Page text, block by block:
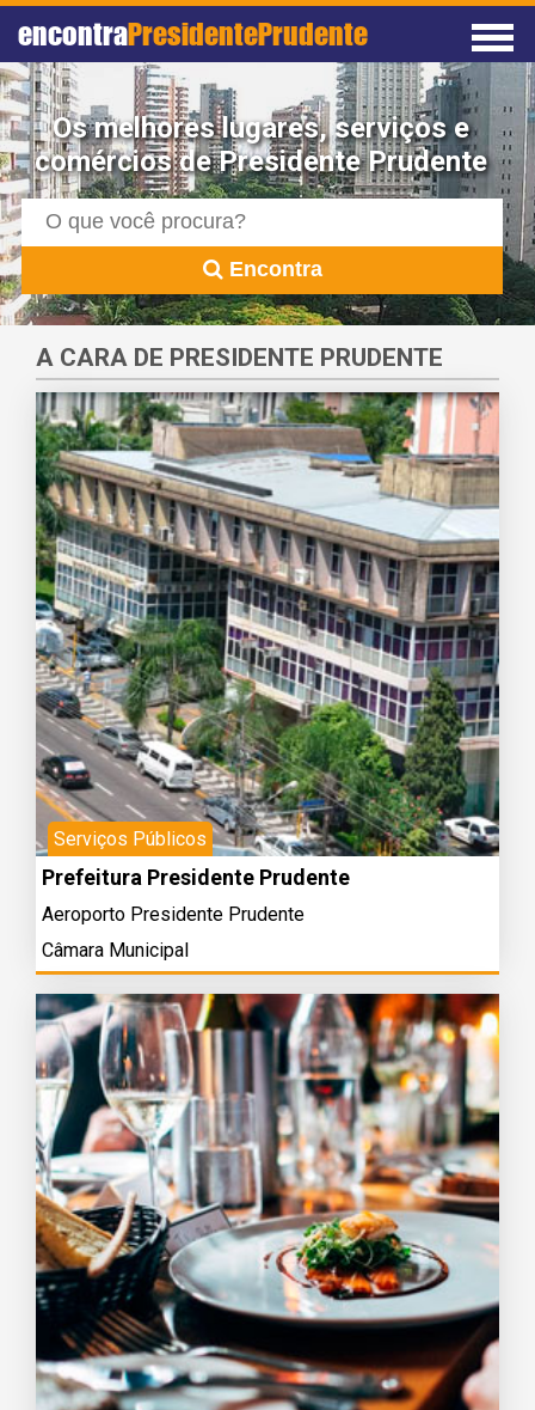
encontraPresidentePrudente
Os melhores lugares, serviços e
comércios de Presidente Prudente
Encontra
A CARA DE PRESIDENTE PRUDENTE
Serviços Públicos
Prefeitura Presidente Prudente
Aeroporto Presidente Prudente
Câmara Municipal